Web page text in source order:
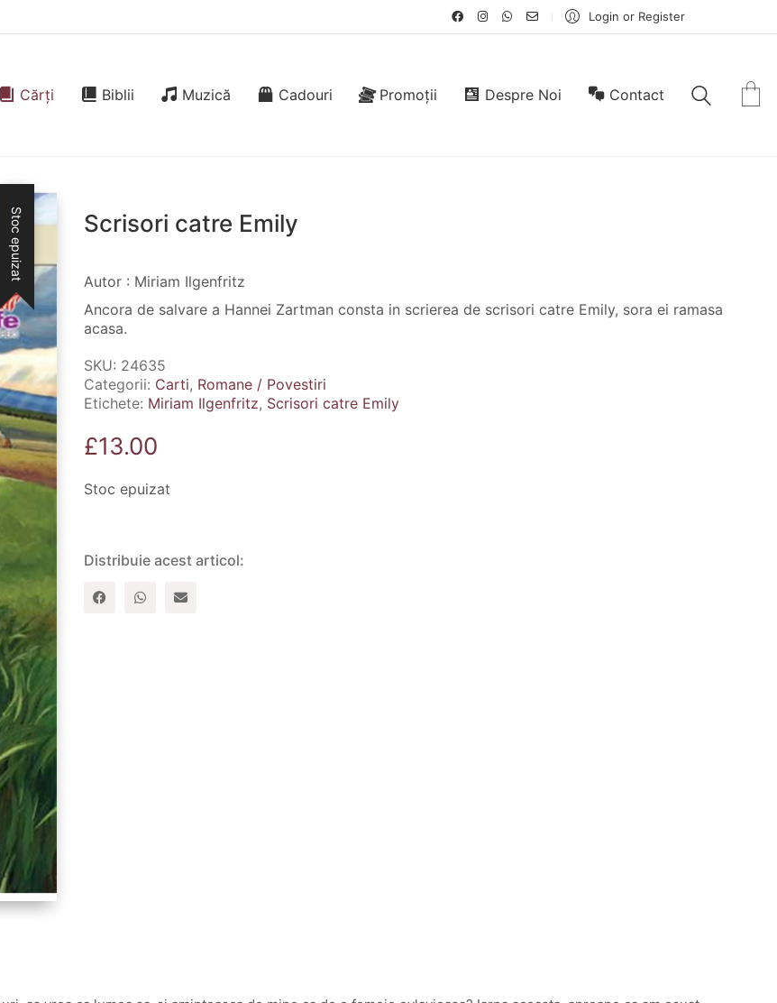
Login or Register
Cărți Biblii Muzică Cadouri Promoții Despre Noi Contact
Stoc epuizat Scrisori catre Emily
Autor : Miriam Ilgenfritz
Ancora de salvare a Hannei Zartman consta in scrierea de scrisori catre Emily, sora ei ramasa
acasa.
SKU: 24635
Categorii: Carti, Romane / Povestiri
Etichete: Miriam Ilgenfritz, Scrisori catre Emily
£13.00
Stoc epuizat
Distribuie acest articol: